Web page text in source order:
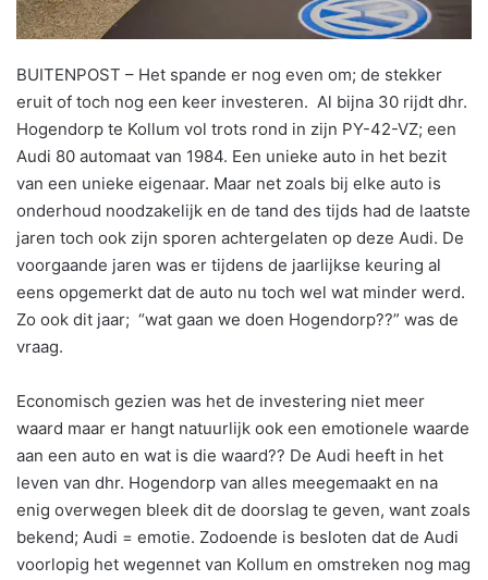
BUITENPOST – Het spande er nog even om; de stekker
eruit of toch nog een keer investeren. Al bijna 30 rijdt dhr.
Hogendorp te Kollum vol trots rond in zijn PY-42-VZ; een
Audi 80 automaat van 1984. Een unieke auto in het bezit
van een unieke eigenaar. Maar net zoals bij elke auto is
onderhoud noodzakelijk en de tand des tijds had de laatste
jaren toch ook zijn sporen achtergelaten op deze Audi. De
voorgaande jaren was er tijdens de jaarlijkse keuring al
eens opgemerkt dat de auto nu toch wel wat minder werd.
Zo ook dit jaar; “wat gaan we doen Hogendorp??” was de
vraag.
Economisch gezien was het de investering niet meer
waard maar er hangt natuurlijk ook een emotionele waarde
aan een auto en wat is die waard?? De Audi heeft in het
leven van dhr. Hogendorp van alles meegemaakt en na
enig overwegen bleek dit de doorslag te geven, want zoals
bekend; Audi = emotie. Zodoende is besloten dat de Audi
voorlopig het wegennet van Kollum en omstreken nog mag